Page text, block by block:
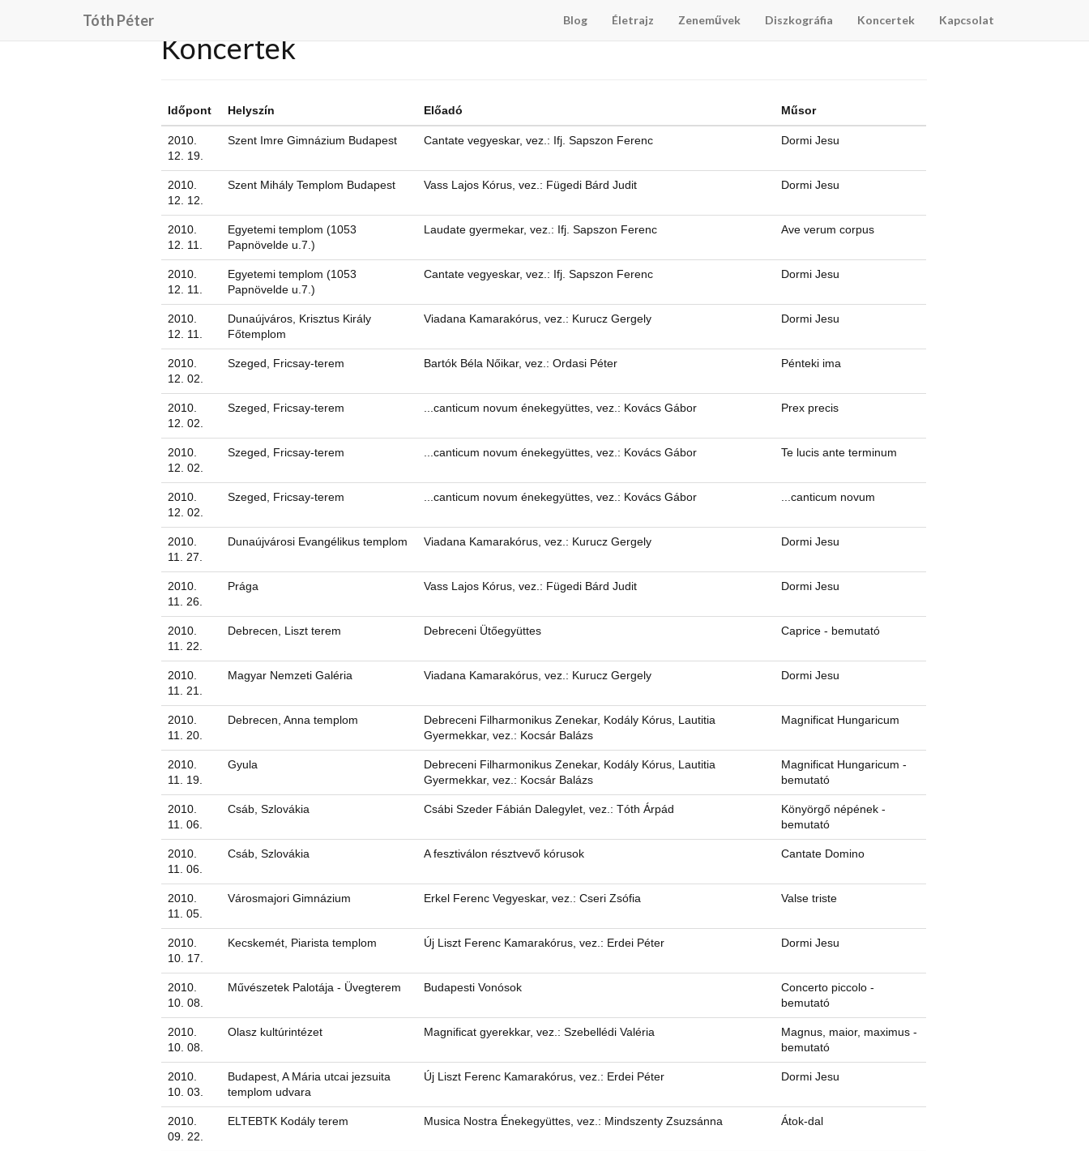
Tóth Péter Blog Életrajz Zeneművek Diszkográfia Koncertek Kapcsolat
Koncertek
Időpont Helyszín Előadó Műsor
2010.
12. 19.
Szent Imre Gimnázium Budapest Cantate vegyeskar, vez.: Ifj. Sapszon Ferenc Dormi Jesu
2010.
12. 12.
Szent Mihály Templom Budapest Vass Lajos Kórus, vez.: Fügedi Bárd Judit Dormi Jesu
2010.
12. 11.
Egyetemi templom (1053
Papnövelde u.7.)
Laudate gyermekar, vez.: Ifj. Sapszon Ferenc Ave verum corpus
2010.
12. 11.
Egyetemi templom (1053
Papnövelde u.7.)
Cantate vegyeskar, vez.: Ifj. Sapszon Ferenc Dormi Jesu
2010.
12. 11.
Dunaújváros, Krisztus Király
Főtemplom
Viadana Kamarakórus, vez.: Kurucz Gergely Dormi Jesu
2010.
12. 02.
Szeged, Fricsay-terem Bartók Béla Nőikar, vez.: Ordasi Péter Pénteki ima
2010.
12. 02.
Szeged, Fricsay-terem ...canticum novum énekegyüttes, vez.: Kovács Gábor Prex precis
2010.
12. 02.
Szeged, Fricsay-terem ...canticum novum énekegyüttes, vez.: Kovács Gábor Te lucis ante terminum
2010.
12. 02.
Szeged, Fricsay-terem ...canticum novum énekegyüttes, vez.: Kovács Gábor ...canticum novum
2010.
11. 27.
Dunaújvárosi Evangélikus templom Viadana Kamarakórus, vez.: Kurucz Gergely Dormi Jesu
2010.
11. 26.
Prága Vass Lajos Kórus, vez.: Fügedi Bárd Judit Dormi Jesu
2010.
11. 22.
Debrecen, Liszt terem Debreceni Ütőegyüttes Caprice - bemutató
2010.
11. 21.
Magyar Nemzeti Galéria Viadana Kamarakórus, vez.: Kurucz Gergely Dormi Jesu
2010.
11. 20.
Debrecen, Anna templom
Debreceni Filharmonikus Zenekar, Kodály Kórus, Lautitia
Gyermekkar, vez.: Kocsár Balázs
Magnificat Hungaricum
2010.
11. 19.
Gyula
Debreceni Filharmonikus Zenekar, Kodály Kórus, Lautitia
Gyermekkar, vez.: Kocsár Balázs
Magnificat Hungaricum -
bemutató
2010.
11. 06.
Csáb, Szlovákia Csábi Szeder Fábián Dalegylet, vez.: Tóth Árpád
Könyörgő népének -
bemutató
2010.
11. 06.
Csáb, Szlovákia A fesztiválon résztvevő kórusok Cantate Domino
2010.
11. 05.
Városmajori Gimnázium Erkel Ferenc Vegyeskar, vez.: Cseri Zsófia Valse triste
2010.
10. 17.
Kecskemét, Piarista templom Új Liszt Ferenc Kamarakórus, vez.: Erdei Péter Dormi Jesu
2010.
10. 08.
Művészetek Palotája - Üvegterem Budapesti Vonósok
Concerto piccolo -
bemutató
2010.
10. 08.
Olasz kultúrintézet Magnificat gyerekkar, vez.: Szebellédi Valéria
Magnus, maior, maximus -
bemutató
2010.
10. 03.
Budapest, A Mária utcai jezsuita
templom udvara
Új Liszt Ferenc Kamarakórus, vez.: Erdei Péter Dormi Jesu
2010.
09. 22.
ELTEBTK Kodály terem Musica Nostra Énekegyüttes, vez.: Mindszenty Zsuzsánna Átok-dal